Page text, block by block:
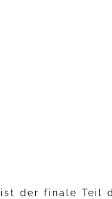
ist der finale Teil